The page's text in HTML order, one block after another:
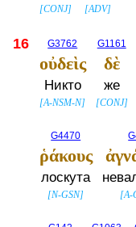
[CONJ] [ADV]
16 G3762
οὐδεὶς
Никто
[A-NSM-N]
G1161
δὲ
же
[CONJ]
G4470
ῥάκους
лоскута
[N-GSN] [A-